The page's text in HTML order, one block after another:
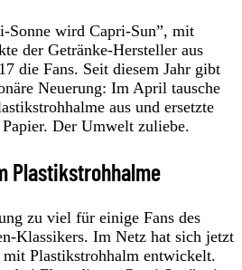
Sonne wird Capri-Sun”, mit
der Getränke-Hersteller aus
die Fans. Seit diesem Jahr gibt
Neuerung: Im April tausche
aus und ersetzte
Der Umwelt zuliebe.
Plastikstrohhalme
zu viel für einige Fans des
Klassikers. Im Netz hat sich jetzt
Plastikstrohhalm entwickelt.